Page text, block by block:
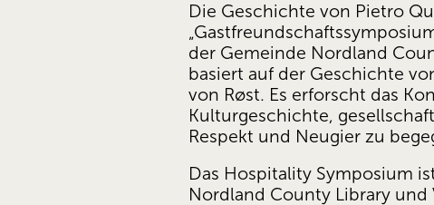
Die Geschichte von Pietro
der Gemeinde Nordland
basiert auf der Geschichte
von Røst. Es erforscht das
Kulturgeschichte,
Respekt und Neugier zu
Das Hospitality Symposium
Nordland County Library